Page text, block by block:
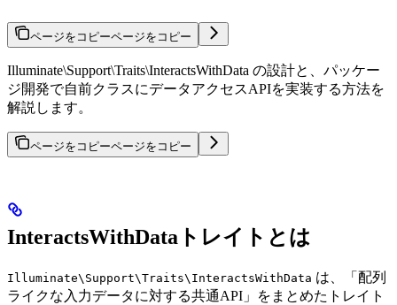
ページをコピーページをコピー
Illuminate\Support\Traits\InteractsWithData の設計と、パッケー
ジ開発で自前クラスにデータアクセスAPIを実装する方法を
解説します。
ページをコピーページをコピー
InteractsWithDataトレイトとは
Illuminate\Support\Traits\InteractsWithData は、「配列
ライクな入力データに対する共通API」をまとめたトレイト